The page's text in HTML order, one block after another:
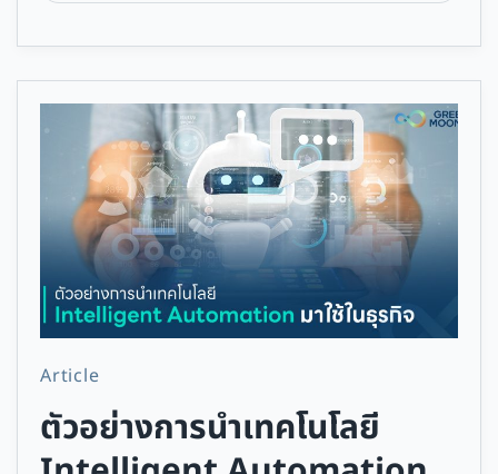
Article
ตัวอย่างการนำเทคโนโลยี